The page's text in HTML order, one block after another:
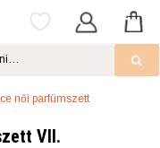
női parfümszett
VII.